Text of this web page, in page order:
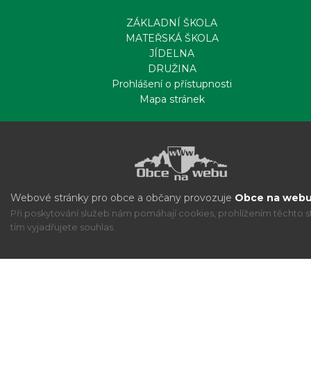
ZÁKLADNÍ ŠKOLA
MATEŘSKÁ ŠKOLA
JÍDELNA
DRUŽINA
Prohlášení o přístupnosti
Mapa stránek
Webové stránky pro obce a občany provozuje Obce na
Při poskytování služeb nám pomáhají cookies, prohlížením těchto
tím vyjadřujete souhlas.